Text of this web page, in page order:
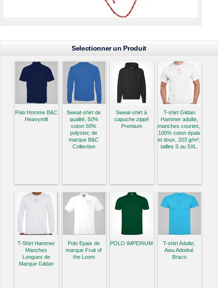
Selectionner un Produit
Polo Homme B&C
Heavymill
Sweat-shirt de
qualité, 50%
coton 50%
polyster, de
marque B&C
Collection
Sweat-shirt à
capuche zippé
Premium
T-shirt Gildan
Hammer adulte,
manches courtes,
100% coton épais
et doux, 203 g/m²,
tailles S au 5XL.
T-Shirt Hammer
Manches
Longues de
Marque Gildan
Polo Epais de
marque Fruit of
the Loom
POLO IMPERIUM
T-shirt Adulte,
Awu Adodoé
Braco